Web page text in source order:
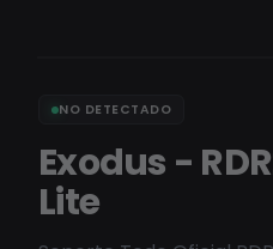
NO DETECTADO
Exodus -
Lite